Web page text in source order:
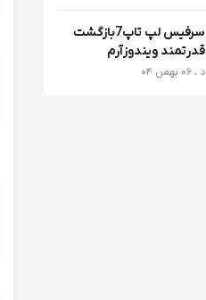
سرفیس لپ تاپ7بازگشت
قدرتمند ویندوزآرم
د ، 06 بهمن 04